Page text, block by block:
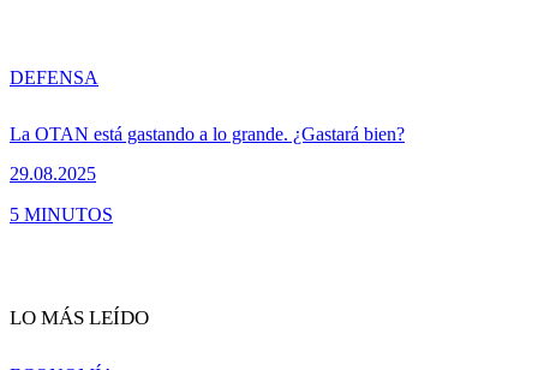
La OTAN está gastando a lo grande. ¿Gastará bien?
29.08.2025
DEFENSA
5 MINUTOS
LO MÁS LEÍDO